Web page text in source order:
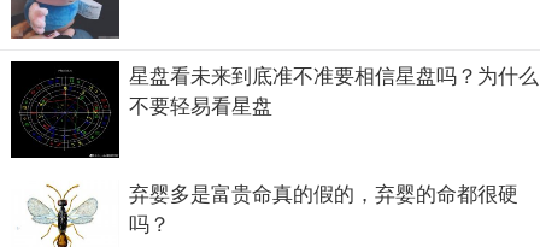
为什么不要轻易看星盘
星盘是一个很神秘的东西，它是以你出生的时间为空间展开
的天宫图，几乎所有的占星师预测的事情都是从星盘中得到
星盘看未来到底准不准要相信星盘吗？为什么
不要轻易看星盘
弃婴多是富贵命真的假的，弃婴的命都很硬
吗？